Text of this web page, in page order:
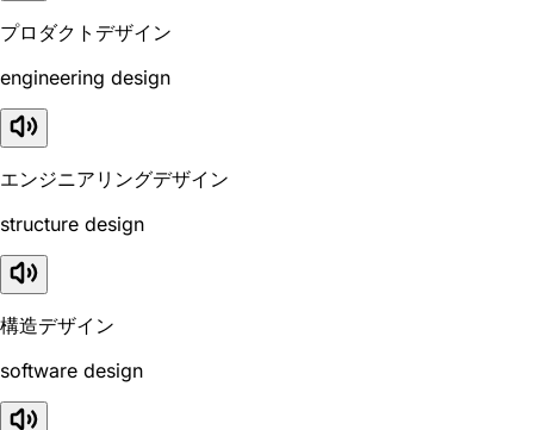
プロダクトデザイン
engineering design
エンジニアリングデザイン
structure design
構造デザイン
software design